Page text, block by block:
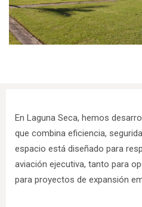
En Laguna Seca, hemos
que combina eficiencia,
espacio está diseñado para
aviación ejecutiva, tanto para
para proyectos de expansión